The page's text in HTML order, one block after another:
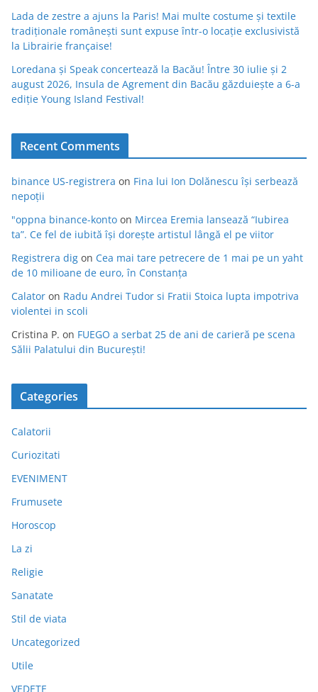
Lada de zestre a ajuns la Paris! Mai multe costume și textile
tradiționale românești sunt expuse într-o locație exclusivistă
la Librairie française!
Loredana și Speak concertează la Bacău! Între 30 iulie și 2
august 2026, Insula de Agrement din Bacău găzduiește a 6-a
ediție Young Island Festival!
Recent Comments
binance US-registrera on Fina lui Ion Dolănescu își serbează
nepoții
"oppna binance-konto on Mircea Eremia lansează “Iubirea
ta”. Ce fel de iubită își dorește artistul lângă el pe viitor
Registrera dig on Cea mai tare petrecere de 1 mai pe un yaht
de 10 milioane de euro, în Constanța
Calator on Radu Andrei Tudor si Fratii Stoica lupta impotriva
violentei in scoli
Cristina P. on FUEGO a serbat 25 de ani de carieră pe scena
Sălii Palatului din București!
Categories
Calatorii
Curiozitati
EVENIMENT
Frumusete
Horoscop
La zi
Religie
Sanatate
Stil de viata
Uncategorized
Utile
VEDETE